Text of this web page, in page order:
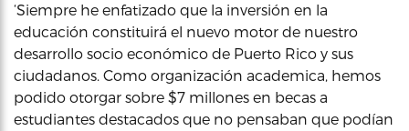
‘Siempre he enfatizado que la inversión en la
educación constituirá el nuevo motor de nuestro
desarrollo socio económico de Puerto Rico y sus
ciudadanos. Como organización academica, hemos
podido otorgar sobre $7 millones en becas a
estudiantes destacados que no pensaban que podían